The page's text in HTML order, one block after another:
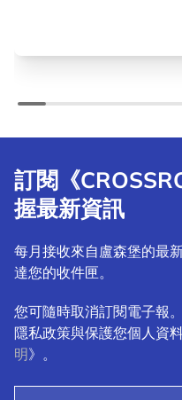
訂閱《
握最新資訊
每月接收來自盧森堡的最
達您的收件匣。
您可隨時取消訂閱電子報
隱私政策與保護您個人資
明》。